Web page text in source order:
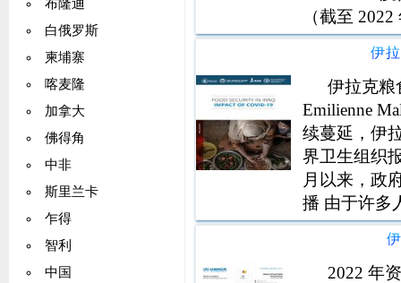
布隆迪
白俄罗斯
柬埔寨
喀麦隆
加拿大
佛得角
中非
斯里兰卡
乍得
智利
中国
（截至
国内流离失
伊
伊拉克粮
Emilienne
续蔓延，伊
界卫生组织
月以来，政
播 由于许多
保护和发展
2022 年